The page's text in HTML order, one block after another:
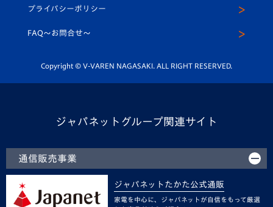
平和祈念活動
ホームタウン活動
スクール
公式LINE＠
プライバシーポリシー
FAQ〜お問合せ〜
Copyright © V-VAREN NAGASAKI. ALL RIGHT RESERVED.
ジャパネットグループ関連サイト
通信販売事業
ジャパネットたかた公式通販
家電を中心に、ジャパネットが自信をもって厳選